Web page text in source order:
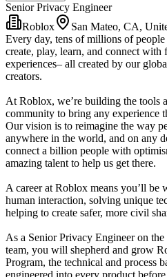
Senior Privacy Engineer
Roblox
San Mateo, CA,
Every day, tens of millions of
create, play, learn, and connect
experiences– all created by our
creators.
At Roblox, we’re building the tools
community to bring any experience
Our vision is to reimagine the way
anywhere in the world, and on any
connect a billion people with
amazing talent to help us get there.
A career at Roblox means you’ll be
human interaction, solving unique
helping to create safer, more civil
As a Senior Privacy Engineer on
team, you will shepherd and grow
Program, the technical and process
engineered into every product